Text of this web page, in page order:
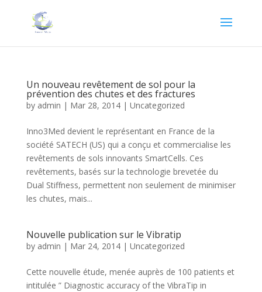
Un nouveau revêtement de sol pour la
prévention des chutes et des fractures
by admin | Mar 28, 2014| Uncategorized
Inno3Med devient le représentant en France de la
société SATECH (US) qui a conçu et commercialise les
revêtements de sols innovants SmartCells. Ces
revêtements, basés sur la technologie brevetée du
Dual Stiffness, permettent non seulement de minimiser
les chutes, mais...
Nouvelle publication sur le Vibratip
by admin | Mar 24, 2014| Uncategorized
Cette nouvelle étude, menée auprès de 100 patients et
intitulée ” Diagnostic accuracy of the VibraTip in